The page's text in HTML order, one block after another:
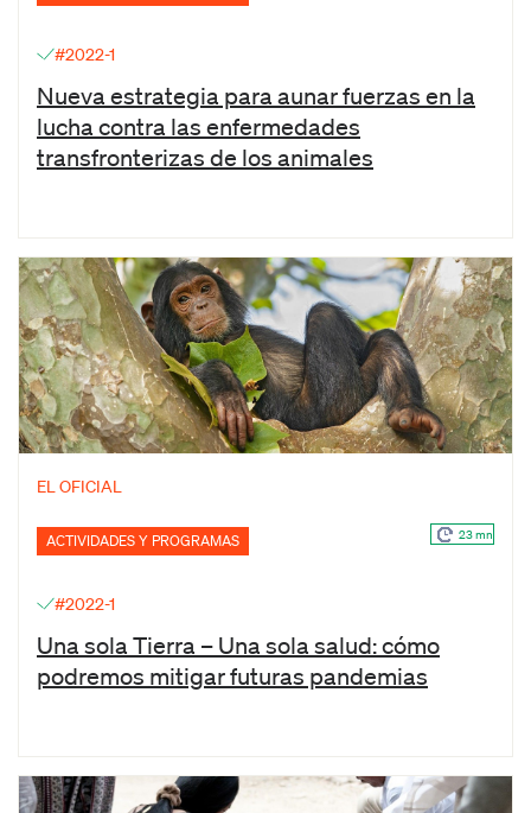
#2022-1
Nueva estrategia para aunar fuerzas en la
lucha contra las enfermedades
transfronterizas de los animales
EL OFICIAL
ACTIVIDADES Y PROGRAMAS 23 mn
#2022-1
Una sola Tierra – Una sola salud: cómo
podremos mitigar futuras pandemias